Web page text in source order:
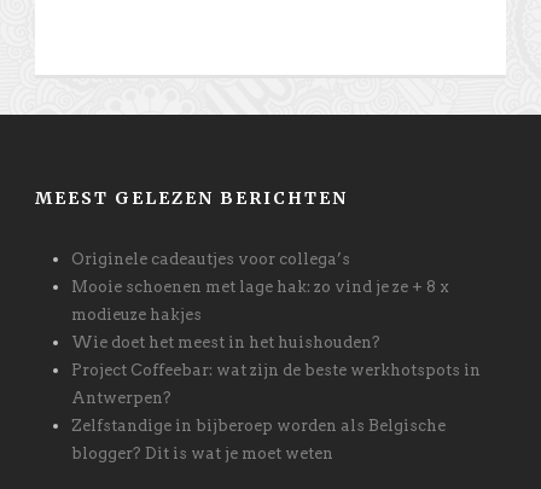
MEEST GELEZEN BERICHTEN
Originele cadeautjes voor collega’s
Mooie schoenen met lage hak: zo vind je ze + 8 x
modieuze hakjes
Wie doet het meest in het huishouden?
Project Coffeebar: wat zijn de beste werkhotspots in
Antwerpen?
Zelfstandige in bijberoep worden als Belgische
blogger? Dit is wat je moet weten